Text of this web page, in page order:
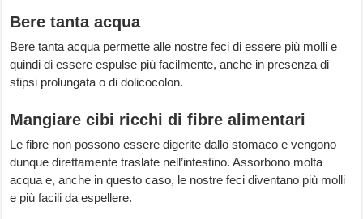
Bere tanta acqua
Bere tanta acqua permette alle nostre feci di essere più molli e
quindi di essere espulse più facilmente, anche in presenza di
stipsi prolungata o di dolicocolon.
Mangiare cibi ricchi di fibre alimentari
Le fibre non possono essere digerite dallo stomaco e vengono
dunque direttamente traslate nell’intestino. Assorbono molta
acqua e, anche in questo caso, le nostre feci diventano più molli
e più facili da espellere.